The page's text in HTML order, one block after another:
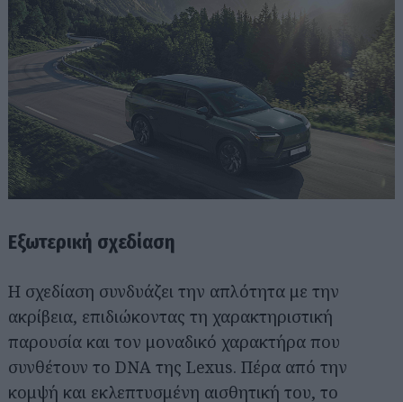
Εξωτερική σχεδίαση
Η σχεδίαση συνδυάζει την απλότητα με την
ακρίβεια, επιδιώκοντας τη χαρακτηριστική
παρουσία και τον μοναδικό χαρακτήρα που
συνθέτουν το DNA της Lexus. Πέρα από την
κομψή και εκλεπτυσμένη αισθητική του, το